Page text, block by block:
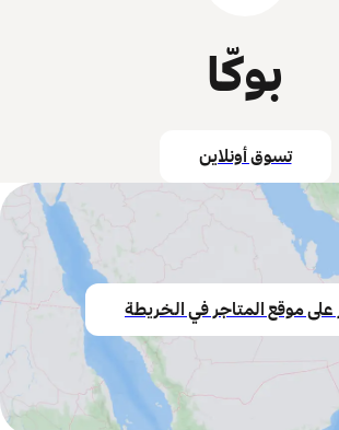
بوكّا
تسوق أونلاين
على موقع المتاجر في الخريطة